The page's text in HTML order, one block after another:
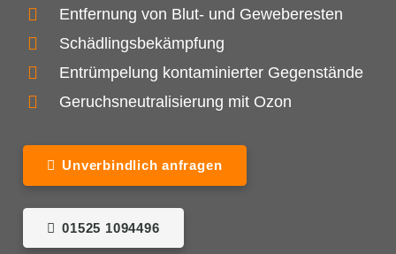
Entfernung von Blut- und Geweberesten
Schädlingsbekämpfung
Entrümpelung kontaminierter Gegenstände
Geruchsneutralisierung mit Ozon
Unverbindlich anfragen
01525 1094496